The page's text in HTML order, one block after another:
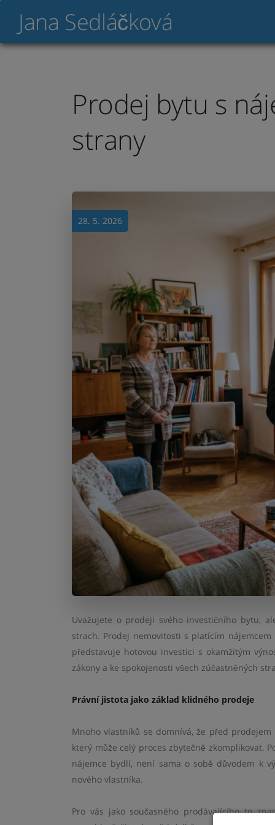
Jana Sedláčková
Prodej bytu s
strany
28. 5. 2026
Uvažujete o prodeji svého investičního bytu,
strach. Prodej nemovitosti s platícím
představuje hotovou investici s okamžitým
zákony a ke spokojenosti všech zúčastněných
Právní jistota jako základ klidného prodeje
Mnoho vlastníků se domnívá, že před
který může celý proces zbytečně zkomplikovat.
nájemce bydlí, není sama o sobě důvodem k
nového vlastníka.
Pro vás jako současného prodávajícího to